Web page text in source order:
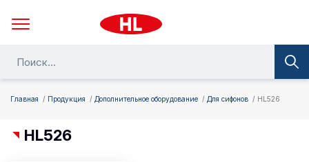
Главная Продукция Дополнительное оборудование Для сифонов HL526
HL526